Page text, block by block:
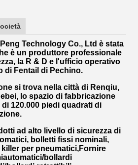
Technology Co., Ltd è stata
è un produttore professionale
la R & D e l'ufficio operativo
di Fentail di Pechino.
si trova nella città di Renqiu,
lo spazio di fabbricazione
120.000 piedi quadrati di
ad alto livello di sicurezza di
bolletti fissi nominali,
per pneumatici,Fornire
bollardi